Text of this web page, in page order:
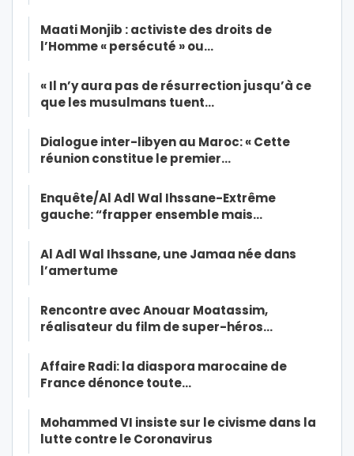
Maati Monjib : activiste des droits de
l’Homme « persécuté » ou…
« Il n’y aura pas de résurrection jusqu’à ce
que les musulmans tuent…
Dialogue inter-libyen au Maroc: « Cette
réunion constitue le premier…
Enquête/Al Adl Wal Ihssane-Extrême
gauche: “frapper ensemble mais…
Al Adl Wal Ihssane, une Jamaa née dans
l’amertume
Rencontre avec Anouar Moatassim,
réalisateur du film de super-héros…
Affaire Radi: la diaspora marocaine de
France dénonce toute…
Mohammed VI insiste sur le civisme dans la
lutte contre le Coronavirus